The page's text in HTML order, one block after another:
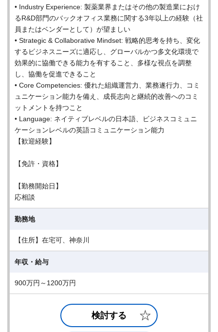
• Industry Experience: 製薬業界またはその他の製造業におけ
るR&D部門のバックオフィス業務に関する3年以上の経験（社
員またはベンダーとして）が望ましい
• Strategic & Collaborative Mindset: 戦略的思考を持ち、変化
するビジネスニーズに適応し、グローバルかつ多文化環境で
効果的に協働できる能力を有すること、多様な視点を調整
し、協働を促進できること
• Core Competencies: 優れた組織運営力、業務遂行力、コミ
ュニケーション能力を備え、成長志向と継続的改善へのコミ
ットメントを持つこと
• Language: ネイティブレベルの日本語、ビジネスコミュニ
ケーションレベルの英語コミュニケーション能力
【歓迎経験】
【免許・資格】
【勤務開始日】
応相談
勤務地
【住所】在宅可、神奈川
年収・給与
900万円～1200万円
検討する